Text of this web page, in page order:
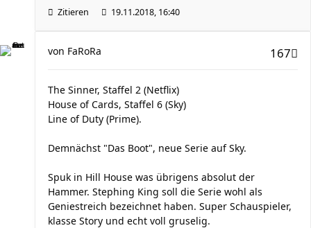
Zitieren 19.11.2018, 16:40
167
von FaRoRa
The Sinner, Staffel 2 (Netflix)
House of Cards, Staffel 6 (Sky)
Line of Duty (Prime).
Demnächst "Das Boot", neue Serie auf Sky.
Spuk in Hill House was übrigens absolut der
Hammer. Stephing King soll die Serie wohl als
Geniestreich bezeichnet haben. Super Schauspieler,
klasse Story und echt voll gruselig.